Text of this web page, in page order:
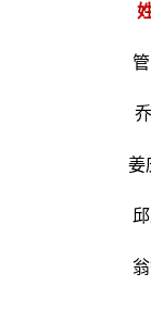
管
姜